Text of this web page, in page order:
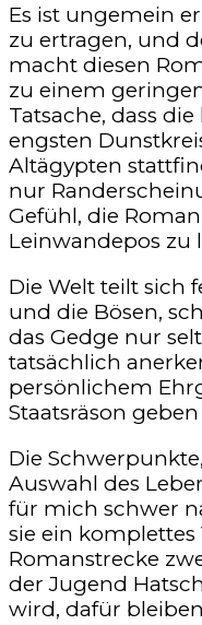
Es ist ungemein
zu ertragen, und
macht diesen
zu einem
Tatsache, dass
engsten
Altägypten
nur
Gefühl, die
Leinwandepos zu
Die Welt teilt sich
und die Bösen,
das Gedge nur
tatsächlich
persönlichem
Staatsräson
Die
Auswahl des
für mich schwer
sie ein
Romanstrecke
der Jugend
wird, dafür